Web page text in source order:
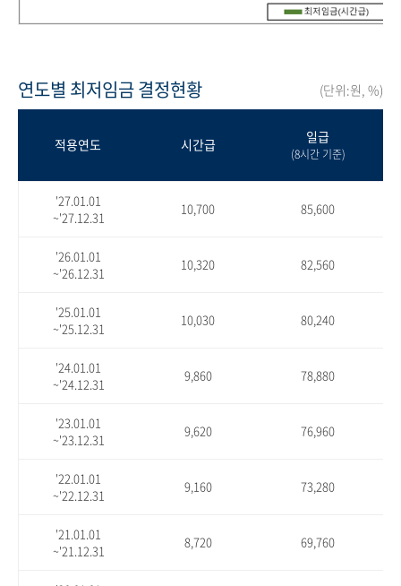
연도별 최저임금 결정현황 (단위:원, %)
적용연도 시간급 일급
(8시간 기준)
'27.01.01
~'27.12.31
10,700 85,600
'26.01.01
~'26.12.31
10,320 82,560
'25.01.01
~'25.12.31
10,030 80,240
'24.01.01
~'24.12.31
9,860 78,880
'23.01.01
~'23.12.31
9,620 76,960
'22.01.01
~'22.12.31
9,160 73,280
'21.01.01
~'21.12.31
8,720 69,760